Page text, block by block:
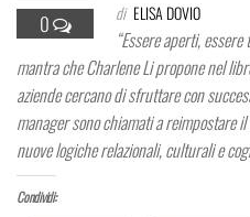
0 di ELISA DOVIO
“Essere aperti,
mantra che Charlene Li propone nel
aziende cercano di sfruttare con
manager sono chiamati a reimpostare
nuove logiche relazionali, culturali e
Condividi: